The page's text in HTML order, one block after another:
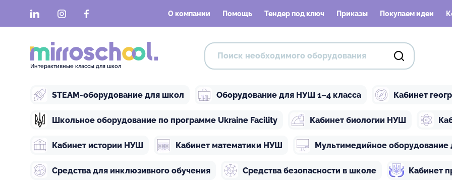
LinkedInInstagramFacebook О компании Помощь Тендер под ключ Приказы Покупаем идеи
Интерактивные классы для школ
STEAM-оборудование для школ Оборудование для НУШ 1–4 класса Кабинет
Школьное оборудование по программе Ukraine Facility Кабинет биологии НУШ
Кабинет истории НУШ Кабинет математики НУШ Мультимедийное оборудование
Средства для инклюзивного обучения Средства безопасности в школе Кабинет